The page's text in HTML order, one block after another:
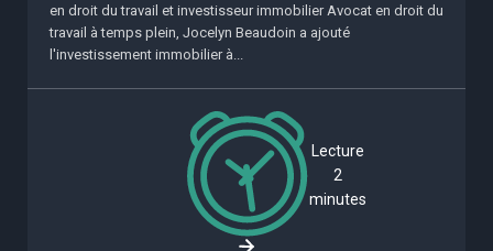
en droit du travail et investisseur immobilier Avocat en droit du
travail à temps plein, Jocelyn Beaudoin a ajouté
l'investissement immobilier à...
Lecture
2
minutes